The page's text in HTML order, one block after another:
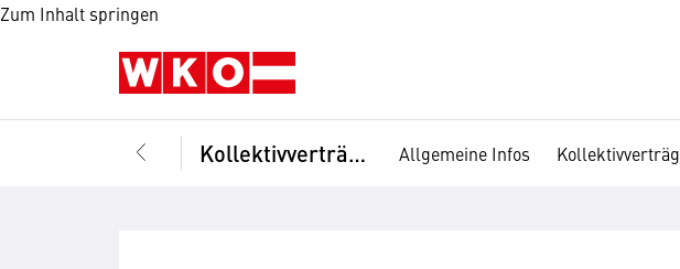
Zum Inhalt springen
Kollektivverträge Allgemeine Infos